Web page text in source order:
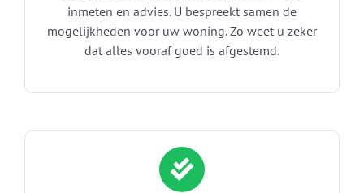
inmeten en advies. U bespreekt samen de
mogelijkheden voor uw woning. Zo weet u zeker
dat alles vooraf goed is afgestemd.